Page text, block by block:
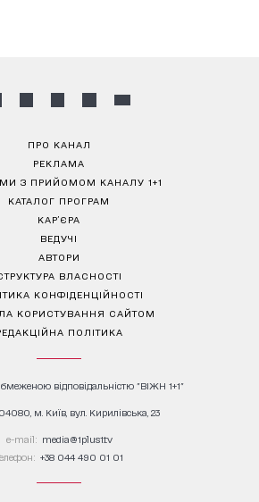
ПРО КАНАЛ
РЕКЛАМА
З ПРИЙОМОМ КАНАЛУ 1+1
КАТАЛОГ ПРОГРАМ
КАР’ЄРА
ВЕДУЧІ
АВТОРИ
ВЛАСНОСТІ
КОНФІДЕНЦІЙНОСТІ
КОРИСТУВАННЯ САЙТОМ
ПОЛІТИКА
відповідальністю "ВІЖН 1+1"
м. Київ, вул. Кирилівська, 23
е-mail: media@1plus1.tv
+38 044 490 01 01